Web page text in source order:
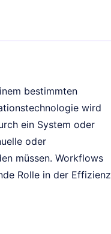
bestimmten
wird
ein System oder
oder
müssen. Workflows
Rolle in der Effizienz